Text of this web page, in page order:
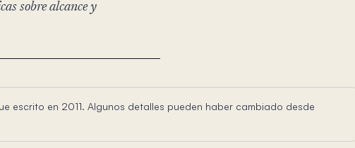
sobre alcance y
escrito en 2011. Algunos detalles pueden haber cambiado desde